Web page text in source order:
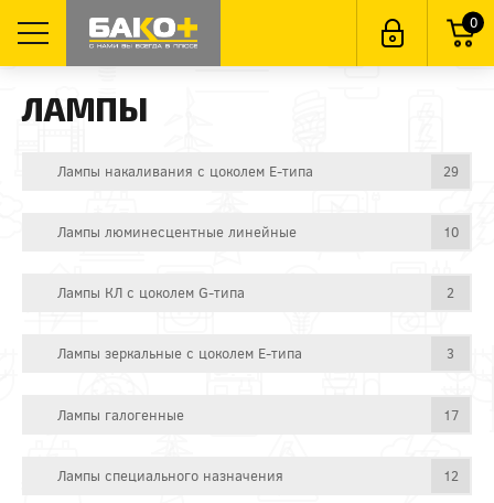
0
ЛАМПЫ
Лампы накаливания с цоколем E-типа 29
Лампы люминесцентные линейные 10
Лампы КЛ с цоколем G-типа 2
Лампы зеркальные с цоколем E-типа 3
Лампы галогенные 17
Лампы специального назначения 12